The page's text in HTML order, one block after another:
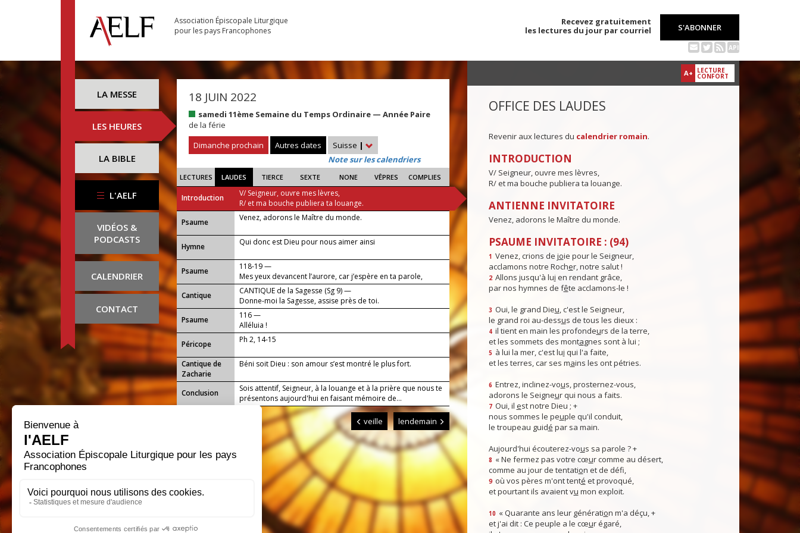
Association Épiscopale Liturgique
pour les pays Francophones
Recevez gratuitement
les lectures du jour par courriel
S'ABONNER
API
LA MESSE
LES HEURES
LA BIBLE
L'AELF
VIDÉOS &
PODCASTS
CALENDRIER
CONTACT
18 JUIN 2022
samedi 11ème Semaine du Temps Ordinaire — Année Paire
de la férie
Dimanche prochain
Autres dates Suisse |
Note sur les calendriers
LECTURES LAUDES TIERCE SEXTE NONE VÊPRES COMPLIES
Introduction
V/ Seigneur, ouvre mes lèvres,
R/ et ma bouche publiera ta louange.
Psaume
Venez, adorons le Maître du monde.
Hymne Qui donc est Dieu pour nous aimer ainsi
Psaume
118-19 —
Mes yeux devancent l’aurore, car j’espère en ta parole,
Seigneur.
Cantique
CANTIQUE de la Sagesse (Sg 9) —
Donne-moi la Sagesse, assise près de toi.
Psaume
116 —
Alléluia !
Péricope
Ph 2, 14-15
Cantique de
Zacharie
Béni soit Dieu : son amour s’est montré le plus fort.
Conclusion
Sois attentif, Seigneur, à la louange et à la prière que nous te
présentons aujourd'hui en faisant mémoire de...
veille lendemain
A+ LECTURE
CONFORT
OFFICE DES LAUDES
Revenir aux lectures du calendrier romain.
INTRODUCTION
V/ Seigneur, ouvre mes lèvres,
R/ et ma bouche publiera ta louange.
ANTIENNE INVITATOIRE
Venez, adorons le Maître du monde.
PSAUME INVITATOIRE : (94)
1 Venez, crions de joie pour le Seigneur,
acclamons notre Rocher, notre salut !
2 Allons jusqu'à lui en rendant grâce,
par nos hymnes de fête acclamons-le !
3 Oui, le grand Dieu, c'est le Seigneur,
le grand roi au-dessus de tous les dieux :
4 il tient en main les profondeurs de la terre,
et les sommets des montagnes sont à lui ;
5 à lui la mer, c'est lui qui l'a faite,
et les terres, car ses mains les ont pétries.
6 Entrez, inclinez-vous, prosternez-vous,
adorons le Seigneur qui nous a faits.
7 Oui, il est notre Dieu ; +
nous sommes le peuple qu'il conduit,
le troupeau guidé par sa main.
Aujourd'hui écouterez-vous sa parole ? +
8 « Ne fermez pas votre cœur comme au désert,
comme au jour de tentation et de défi,
9 où vos pères m'ont tenté et provoqué,
et pourtant ils avaient vu mon exploit.
10 « Quarante ans leur génération m'a déçu, +
et j'ai dit : Ce peuple a le cœur égaré,